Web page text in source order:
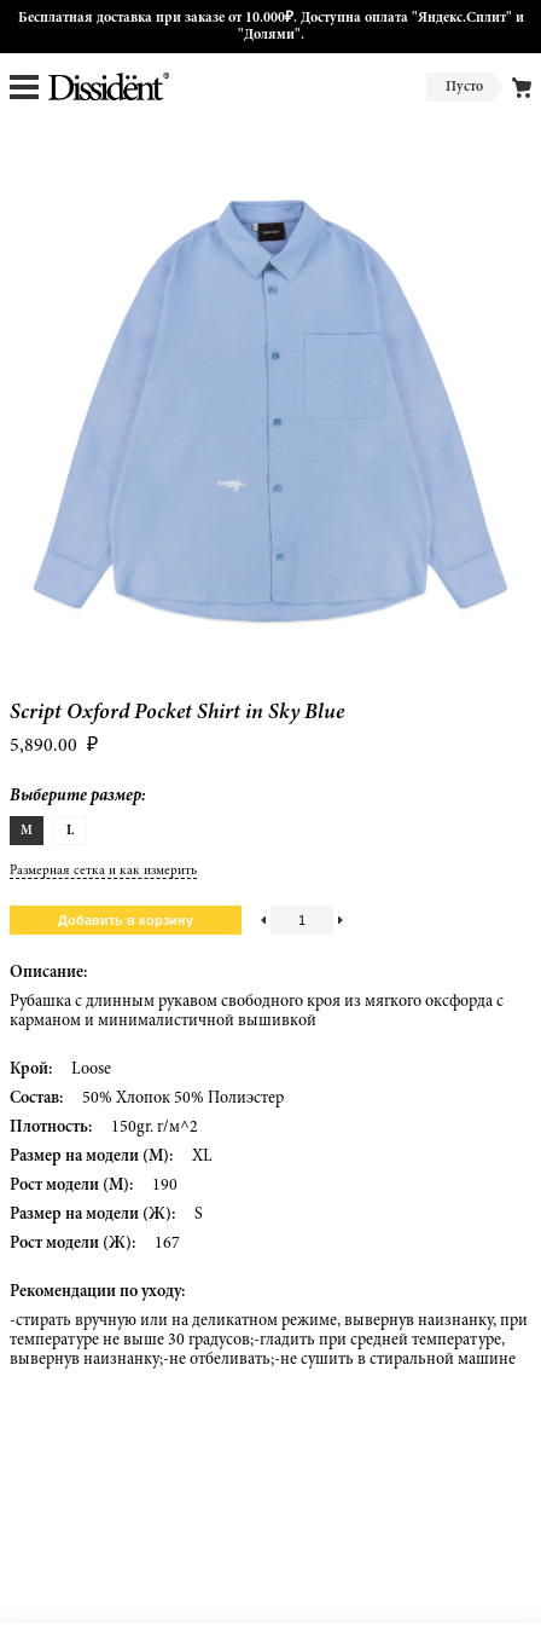
Бесплатная доставка при заказе от 10.000₽. Доступна оплата "Яндекс.Сплит" и
"Долями".
Пусто
Script Oxford Pocket Shirt in Sky Blue
5,890.00 ₽
Выберите размер:
M L
Размерная сетка и как измерить
Описание:
Рубашка с длинным рукавом свободного кроя из мягкого оксфорда с
карманом и минималистичной вышивкой
Крой:
Loose
Состав:
50% Хлопок 50% Полиэстер
Плотность:
150gr. г/м^2
Размер на модели (М):
XL
Рост модели (М):
190
Размер на модели (Ж):
S
Рост модели (Ж):
167
Рекомендации по уходу:
-стирать вручную или на деликатном режиме, вывернув наизнанку, при
температуре не выше 30 градусов;-гладить при средней температуре,
вывернув наизнанку;-не отбеливать;-не сушить в стиральной машине